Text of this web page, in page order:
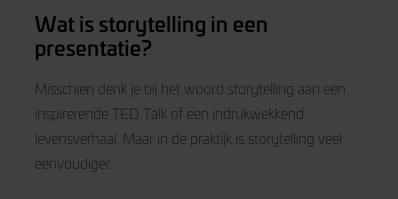
Wat is storytelling in een
presentatie?
Misschien denk je bij het woord storytelling aan een
inspirerende TED Talk of een indrukwekkend
levensverhaal. Maar in de praktijk is storytelling veel
eenvoudiger.